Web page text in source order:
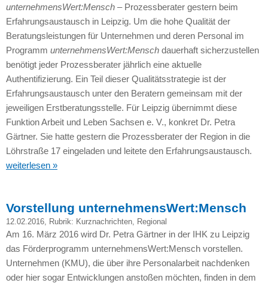
unternehmensWert:Mensch– Prozessberater gestern beim
Erfahrungsaustausch in Leipzig. Um die hohe Qualität der
Beratungsleistungen für Unternehmen und deren Personal im
Programm unternehmensWert:Menschdauerhaft sicherzustellen
benötigt jeder Prozessberater jährlich eine aktuelle
Authentifizierung. Ein Teil dieser Qualitätsstrategie ist der
Erfahrungsaustausch unter den Beratern gemeinsam mit der
jeweiligen Erstberatungsstelle. Für Leipzig übernimmt diese
Funktion Arbeit und Leben Sachsen e. V., konkret Dr. Petra
Gärtner. Sie hatte gestern die Prozessberater der Region in die
Löhrstraße 17 eingeladen und leitete den Erfahrungsaustausch.
weiterlesen »
Vorstellung unternehmensWert:Mensch
12.02.2016, Rubrik: Kurznachrichten, Regional
Am 16. März 2016 wird Dr. Petra Gärtner in der IHK zu Leipzig
das Förderprogramm unternehmensWert:Mensch vorstellen.
Unternehmen (KMU), die über ihre Personalarbeit nachdenken
oder hier sogar Entwicklungen anstoßen möchten, finden in dem